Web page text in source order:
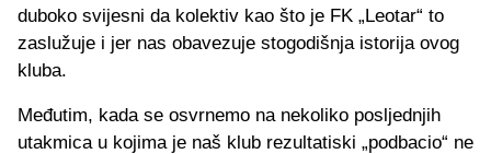
duboko svijesni da kolektiv kao što je FK „Leotar“ to
zaslužuje i jer nas obavezuje stogodišnja istorija ovog
kluba.
Međutim, kada se osvrnemo na nekoliko posljednjih
utakmica u kojima je naš klub rezultatiski „podbacio“ ne